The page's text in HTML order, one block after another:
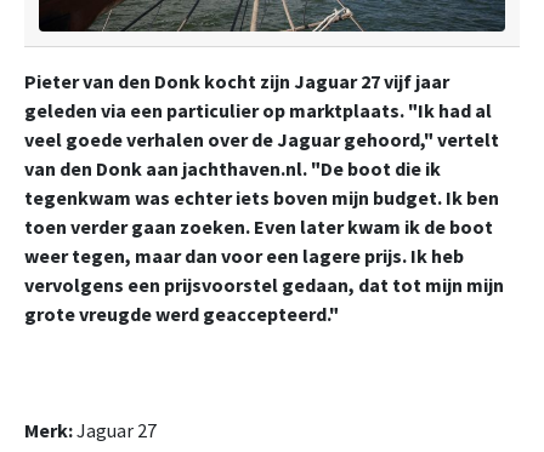
Pieter van den Donk kocht zijn Jaguar 27 vijf jaar
geleden via een particulier op marktplaats. "Ik had al
veel goede verhalen over de Jaguar gehoord," vertelt
van den Donk aan jachthaven.nl. "De boot die ik
tegenkwam was echter iets boven mijn budget. Ik ben
toen verder gaan zoeken. Even later kwam ik de boot
weer tegen, maar dan voor een lagere prijs. Ik heb
vervolgens een prijsvoorstel gedaan, dat tot mijn mijn
grote vreugde werd geaccepteerd."
Merk:Jaguar 27